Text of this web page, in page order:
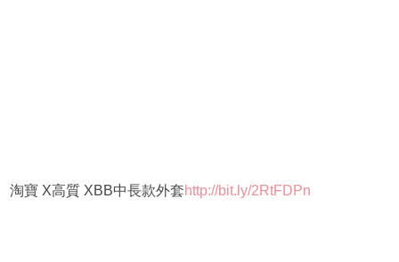
淘寶 X高質 XBB中長款外套http://bit.ly/2RtFDPn